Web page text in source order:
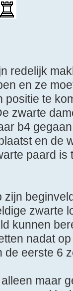
redelijk
en ze
positie te
zwarte
b4
en de
paard is
zijn
zwarte
kunnen
nadat
de eerste 6
maar